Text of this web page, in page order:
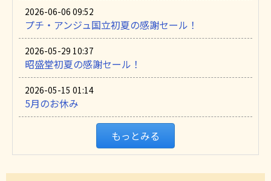
2026-06-06 09:52
プチ・アンジュ国立初夏の感謝セール！
2026-05-29 10:37
昭盛堂初夏の感謝セール！
2026-05-15 01:14
5月のお休み
もっとみる